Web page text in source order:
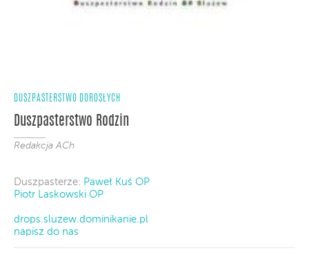
DUSZPASTERSTWO DOROSŁYCH
Duszpasterstwo Rodzin
Redakcja ACh
Duszpasterze: Paweł Kuś OP
Piotr Laskowski OP
drops.sluzew.dominikanie.pl
napisz do nas